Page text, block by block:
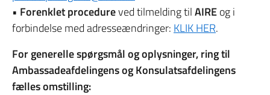
• Forenklet procedureved tilmelding tilAIREog i
forbindelse med adresseændringer: KLIK HER.
For generelle spørgsmål og oplysninger, ring til
Ambassadeafdelingens og Konsulatsafdelingens
fælles omstilling: